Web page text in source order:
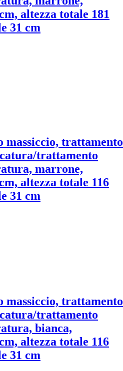
altezza totale 181
31 cm
massiccio, trattamento
trattamento
marrone,
altezza totale 116
31 cm
massiccio, trattamento
trattamento
bianca,
altezza totale 116
31 cm